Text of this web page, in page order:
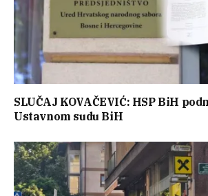
SLUČAJ KOVAČEVIĆ: HSP BiH
Ustavnom sudu BiH